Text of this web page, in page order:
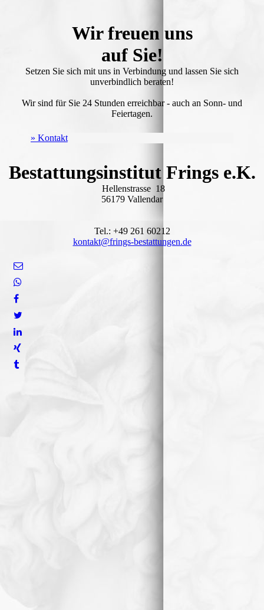
Wir freuen uns
auf Sie!
Setzen Sie sich mit uns in Verbindung und lassen Sie sich
unverbindlich beraten!
Wir sind für Sie 24 Stunden erreichbar - auch an Sonn- und
Feiertagen.
» Kontakt
Bestattungsinstitut Frings e.K.
Hellenstrasse 18
56179 Vallendar
Tel.: +49 261 60212
kontakt@frings-bestattungen.de